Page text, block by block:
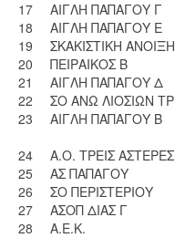
17
ΑΙΓΛΗ ΠΑΠΑΓΟΥ Γ
18
ΑΙΓΛΗ ΠΑΠΑΓΟΥ Ε
19
ΣΚΑΚΙΣΤΙΚΗ ΑΝΟΙΞΗ
20
ΠΕΙΡΑΙΚΟΣ Β
21
ΑΙΓΛΗ ΠΑΠΑΓΟΥ Δ
22
ΣΟ ΑΝΩ ΛΙΟΣΙΩΝ
23
ΑΙΓΛΗ ΠΑΠΑΓΟΥ Β
24
A.O. ΤΡΕΙΣ
25
ΑΣ ΠΑΠΑΓΟΥ
26
ΣΟ ΠΕΡΙΣΤΕΡΙΟΥ
27
ΑΣΟΠ ΔΙΑΣ Γ
28
Α.Ε.Κ.